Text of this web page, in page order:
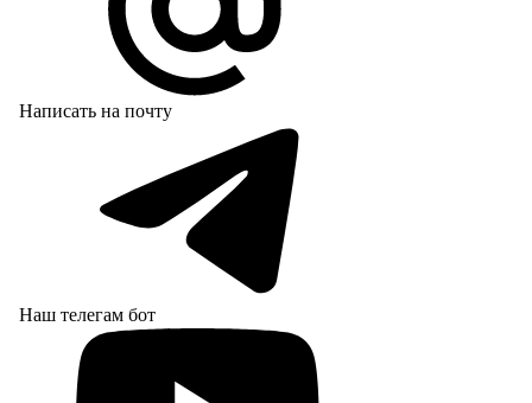
Написать на почту
Наш телегам бот